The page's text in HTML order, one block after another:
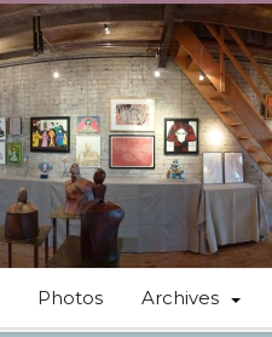
Photos Archives